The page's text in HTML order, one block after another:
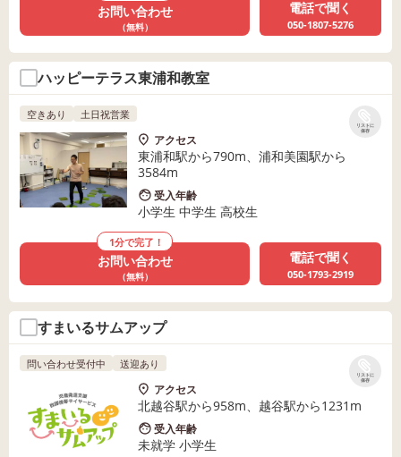
お問い合わせ
（無料）
電話で聞く
050-1807-5276
ハッピーテラス東浦和教室
リストに
保存
空きあり 土日祝営業
アクセス
東浦和駅から790m、浦和美園駅から
3584m
受入年齢
小学生 中学生 高校生
1分で完了！
お問い合わせ
（無料）
電話で聞く
050-1793-2919
すまいるサムアップ
リストに
保存
問い合わせ受付中 送迎あり
アクセス
北越谷駅から958m、越谷駅から1231m
受入年齢
未就学 小学生